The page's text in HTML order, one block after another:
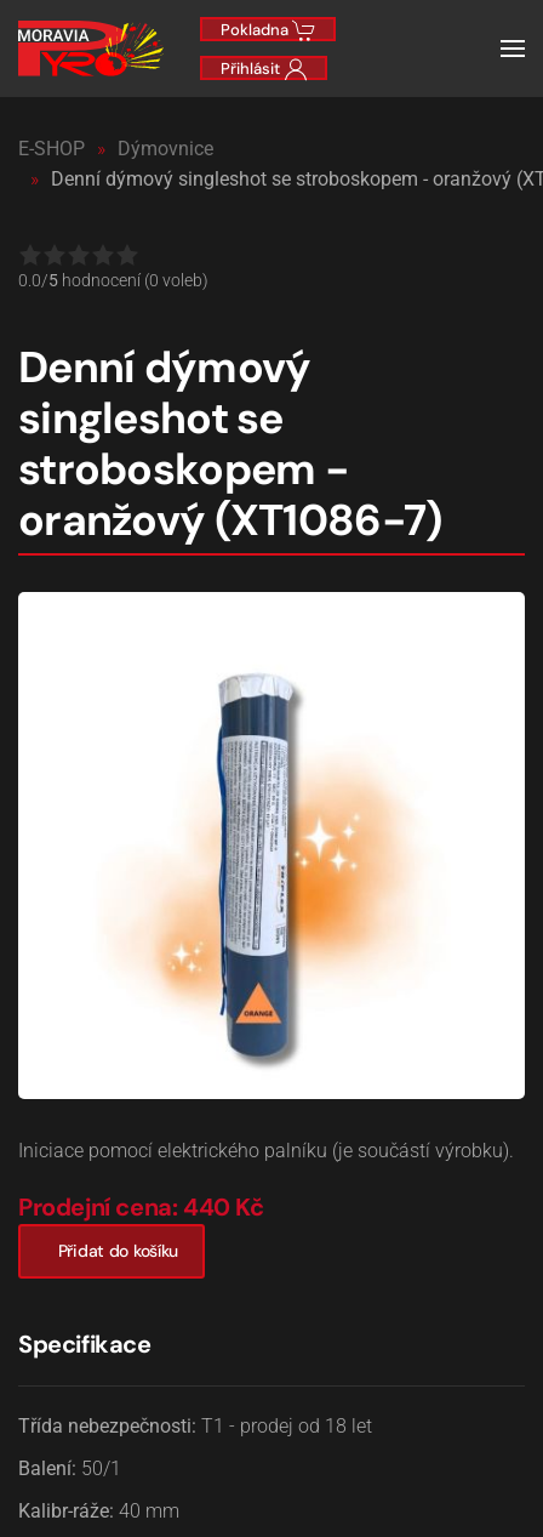
Pokladna
Přihlásit
E-SHOP
Dýmovnice
Denní dýmový singleshot se stroboskopem - oranžový
0.0/5 hodnocení (0 voleb)
Denní dýmový
singleshot se
stroboskopem -
oranžový (XT1086-7)
Iniciace pomocí elektrického palníku (je součástí výrobku).
Prodejní cena: 440 Kč
Přidat do košíku
Specifikace
Třída nebezpečnosti: T1 - prodej od 18 let
Balení: 50/1
Kalibr-ráže: 40 mm